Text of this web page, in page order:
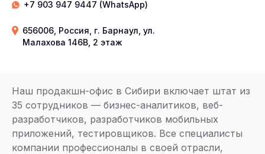
+7 903 947 9447 (WhatsApp)
656006, Россия, г. Барнаул, ул.
Малахова 146В, 2 этаж
Наш продакшн-офис в Сибири включает штат из
35 сотрудников — бизнес-аналитиков, веб-
разработчиков, разработчиков мобильных
приложений, тестировщиков. Все специалисты
компании профессионалы в своей отрасли,